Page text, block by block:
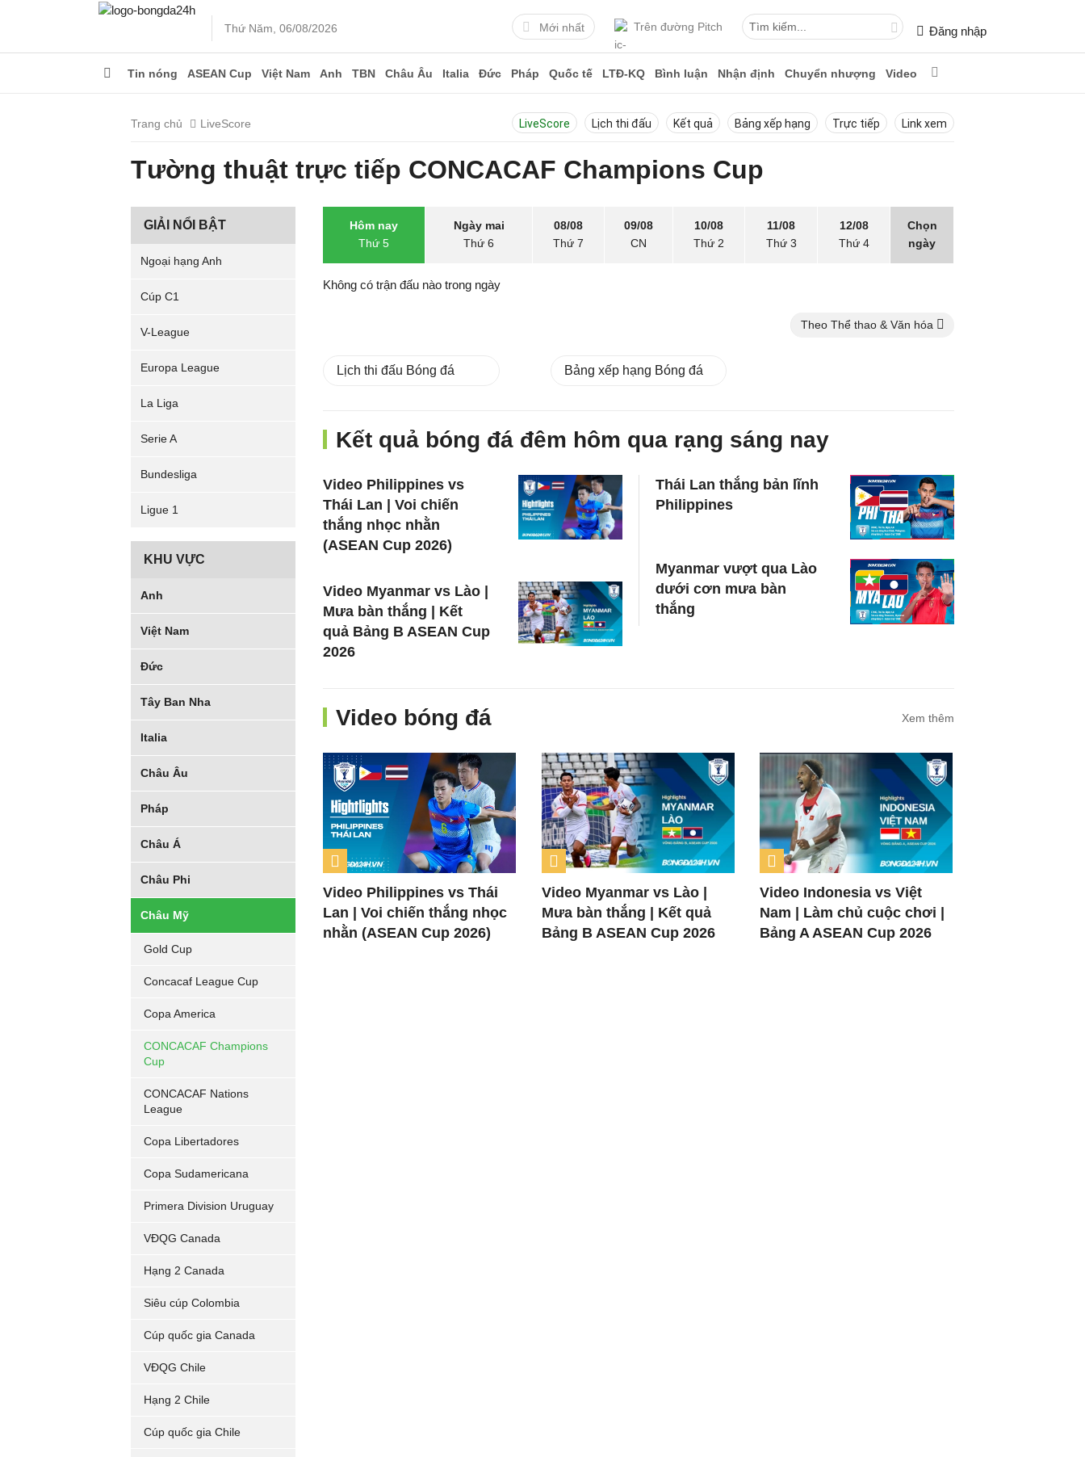
Thứ Năm, 06/08/2026 Mới nhất Trên đường Pitch Đăng nhập
Tin nóng ASEAN Cup Việt Nam Anh TBN Châu Âu Italia Đức Pháp Quốc tế LTĐ-KQ Bình luận Nhận định Chuyển nhượng Video
Trang chủ LiveScore LiveScore Lịch thi đấu Kết quả Bảng xếp hạng Trực tiếp Link xem
Tường thuật trực tiếp CONCACAF Champions Cup
GIẢI NỔI BẬT
Ngoại hạng Anh
Cúp C1
V-League
Europa League
La Liga
Serie A
Bundesliga
Ligue 1
KHU VỰC
Anh
Việt Nam
Đức
Tây Ban Nha
Italia
Châu Âu
Pháp
Châu Á
Châu Phi
Châu Mỹ
Gold Cup
Concacaf League Cup
Copa America
CONCACAF Champions
Cup
CONCACAF Nations
League
Copa Libertadores
Copa Sudamericana
Primera Division Uruguay
VĐQG Canada
Hạng 2 Canada
Siêu cúp Colombia
Cúp quốc gia Canada
VĐQG Chile
Hạng 2 Chile
Cúp quốc gia Chile
Hôm nay
Thứ 5
Ngày mai
Thứ 6
08/08
Thứ 7
09/08
CN
10/08
Thứ 2
11/08
Thứ 3
12/08
Thứ 4
Chọn
ngày
Không có trận đấu nào trong ngày
Theo Thể thao & Văn hóa
Lịch thi đấu Bóng đá Bảng xếp hạng Bóng đá
Kết quả bóng đá đêm hôm qua rạng sáng nay
Video Philippines vs
Thái Lan | Voi chiến
thắng nhọc nhằn
(ASEAN Cup 2026)
Video Myanmar vs Lào |
Mưa bàn thắng | Kết
quả Bảng B ASEAN Cup
2026
Thái Lan thắng bản lĩnh
Philippines
Myanmar vượt qua Lào
dưới cơn mưa bàn
thắng
Video bóng đá Xem thêm
Video Philippines vs Thái
Lan | Voi chiến thắng nhọc
nhằn (ASEAN Cup 2026)
Video Myanmar vs Lào |
Mưa bàn thắng | Kết quả
Bảng B ASEAN Cup 2026
Video Indonesia vs Việt
Nam | Làm chủ cuộc chơi |
Bảng A ASEAN Cup 2026